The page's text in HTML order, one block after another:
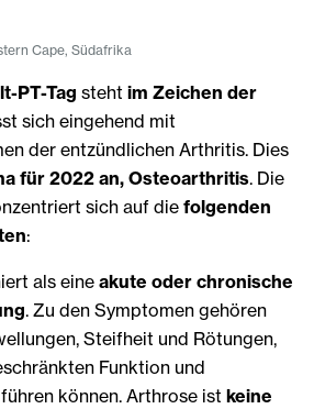
Cape, Südafrika
PT-Tag steht im Zeichen der
sich eingehend mit
der entzündlichen Arthritis. Dies
für 2022 an, Osteoarthritis. Die
sich auf die folgenden
:
als eineakute oder chronische
. Zu den Symptomen gehören
Steifheit und Rötungen,
Funktion und
können. Arthrose ist keine